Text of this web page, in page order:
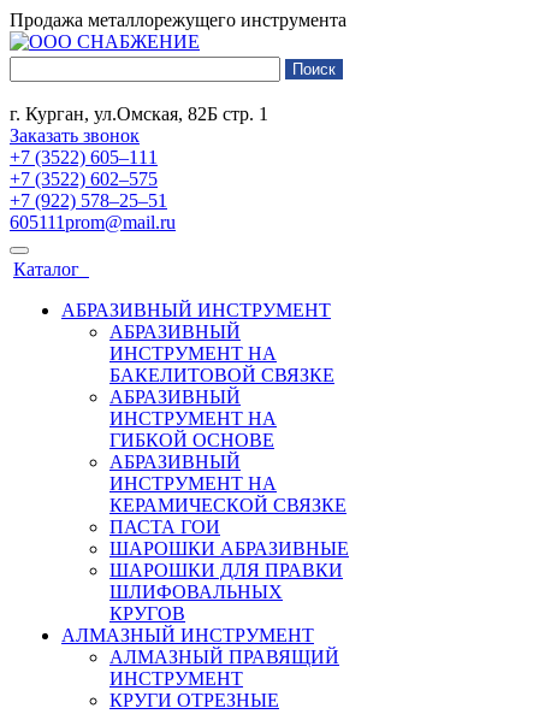
Продажа металлорежущего инструмента
г. Курган, ул.Омская, 82Б стр. 1
Заказать звонок
+7 (3522) 605‒111
+7 (3522) 602‒575
+7 (922) 578‒25‒51
605111prom@mail.ru
Каталог
АБРАЗИВНЫЙ ИНСТРУМЕНТ
АБРАЗИВНЫЙ
ИНСТРУМЕНТ НА
БАКЕЛИТОВОЙ СВЯЗКЕ
АБРАЗИВНЫЙ
ИНСТРУМЕНТ НА
ГИБКОЙ ОСНОВЕ
АБРАЗИВНЫЙ
ИНСТРУМЕНТ НА
КЕРАМИЧЕСКОЙ СВЯЗКЕ
ПАСТА ГОИ
ШАРОШКИ АБРАЗИВНЫЕ
ШАРОШКИ ДЛЯ ПРАВКИ
ШЛИФОВАЛЬНЫХ
КРУГОВ
АЛМАЗНЫЙ ИНСТРУМЕНТ
АЛМАЗНЫЙ ПРАВЯЩИЙ
ИНСТРУМЕНТ
КРУГИ ОТРЕЗНЫЕ